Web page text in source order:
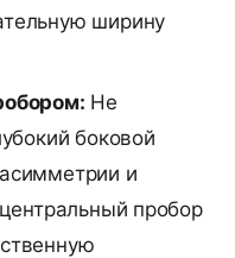
ширину
Не
боковой
и
пробор